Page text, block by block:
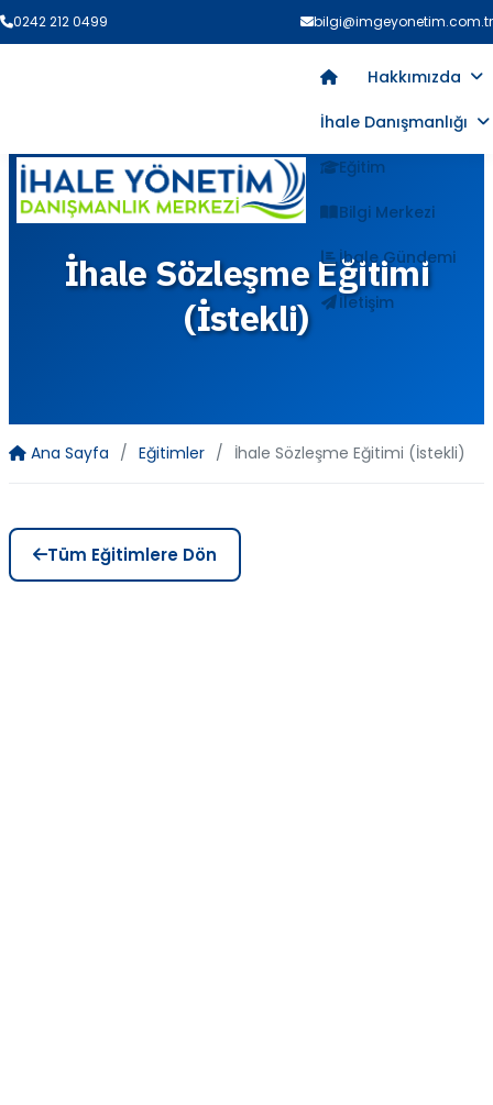
0242 212 0499 bilgi@imgeyonetim.com.tr
Hakkımızda
İhale Danışmanlığı
Eğitim
Bilgi Merkezi
İhale Gündemi
İletişim
İhale Sözleşme Eğitimi
(İstekli)
Ana Sayfa Eğitimler İhale Sözleşme Eğitimi (İstekli)
Tüm Eğitimlere Dön